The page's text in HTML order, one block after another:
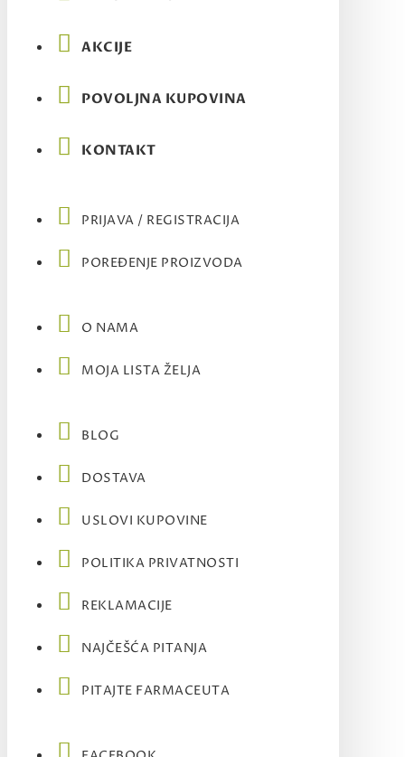
AKCIJE
POVOLJNA KUPOVINA
KONTAKT
PRIJAVA / REGISTRACIJA
POREĐENJE PROIZVODA
O NAMA
MOJA LISTA ŽELJA
BLOG
DOSTAVA
USLOVI KUPOVINE
POLITIKA PRIVATNOSTI
REKLAMACIJE
NAJČEŠĆA PITANJA
PITAJTE FARMACEUTA